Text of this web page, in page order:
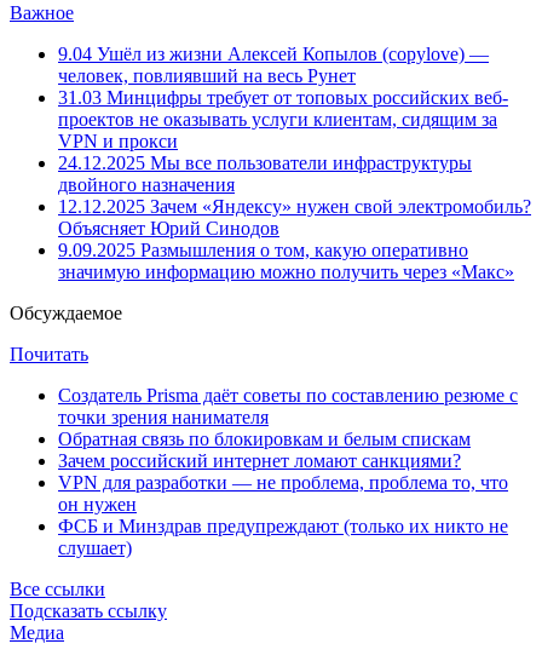
Важное
9.04 Ушёл из жизни Алексей Копылов (copylove) —
человек, повлиявший на весь Рунет
31.03 Минцифры требует от топовых российских веб-
проектов не оказывать услуги клиентам, сидящим за
VPN и прокси
24.12.2025 Мы все пользователи инфраструктуры
двойного назначения
12.12.2025 Зачем «Яндексу» нужен свой электромобиль?
Объясняет Юрий Синодов
9.09.2025 Размышления о том, какую оперативно
значимую информацию можно получить через «Макс»
Обсуждаемое
Почитать
Создатель Prisma даёт советы по составлению резюме с
точки зрения нанимателя
Обратная связь по блокировкам и белым спискам
Зачем российский интернет ломают санкциями?
VPN для разработки — не проблема, проблема то, что
он нужен
ФСБ и Минздрав предупреждают (только их никто не
слушает)
Все ссылки
Подсказать ссылку
Медиа